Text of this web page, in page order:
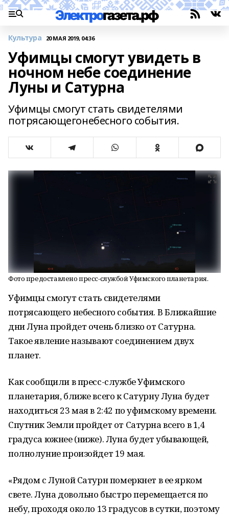
Культура 20 МАЯ 2019, 04:36
Уфимцы смогут увидеть в
ночном небе соединение
Луны и Сатурна
Уфимцы смогут стать свидетелями
потрясающегонебесного события.
Фото предоставлено пресс-службой Уфимского планетария.
Уфимцы смогут стать свидетелями
потрясающего небесного события. В Ближайшие
дни Луна пройдет очень близко от Сатурна.
Такое явление называют соединением двух
планет.
Как сообщили в пресс-службе Уфимского
планетария, ближе всего к Сатурну Луна будет
находиться 23 мая в 2:42 по уфимскому времени.
Спутник Земли пройдет от Сатурна всего в 1,4
градуса южнее (ниже). Луна будет убывающей,
полнолуние произойдет 19 мая.
«Рядом с Луной Сатурн померкнет в ее ярком
свете. Луна довольно быстро перемещается по
небу, проходя около 13 градусов в сутки, поэтому